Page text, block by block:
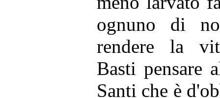
ognuno di
rendere la
Basti pensare
Santi che è